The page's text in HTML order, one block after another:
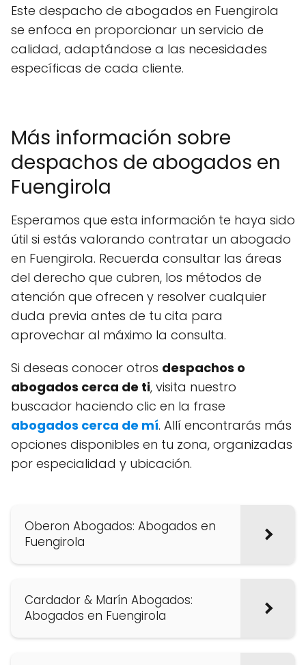
Este despacho de abogados en Fuengirola
se enfoca en proporcionar un servicio de
calidad, adaptándose a las necesidades
específicas de cada cliente.
Más información sobre
despachos de abogados en
Fuengirola
Esperamos que esta información te haya sido
útil si estás valorando contratar un abogado
en Fuengirola. Recuerda consultar las áreas
del derecho que cubren, los métodos de
atención que ofrecen y resolver cualquier
duda previa antes de tu cita para
aprovechar al máximo la consulta.
Si deseas conocer otros despachos o
abogados cerca de ti, visita nuestro
buscador haciendo clic en la frase
abogados cerca de mí. Allí encontrarás más
opciones disponibles en tu zona, organizadas
por especialidad y ubicación.
Oberon Abogados: Abogados en
Fuengirola
Cardador & Marín Abogados:
Abogados en Fuengirola